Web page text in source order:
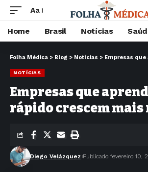
Aa
Home Brasil Notícias
Folha Médica > Blog > Notícias > Empresas que
NOTÍCIAS
Empresas que
rápido crescem mais
Diego Velázquez Publicado fevereiro 10,